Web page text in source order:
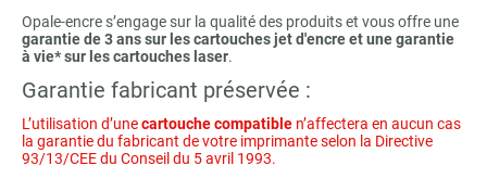
Opale-encre s’engage sur la qualité des produits et vous offre une
garantie de 3 ans sur les cartouches jet d'encre et une garantie
à vie* sur les cartouches laser.
Garantie fabricant préservée :
L’utilisation d’unecartouche compatible n’affectera en aucun cas
la garantie du fabricant de votre imprimante selon la Directive
93/13/CEE du Conseil du 5 avril 1993.